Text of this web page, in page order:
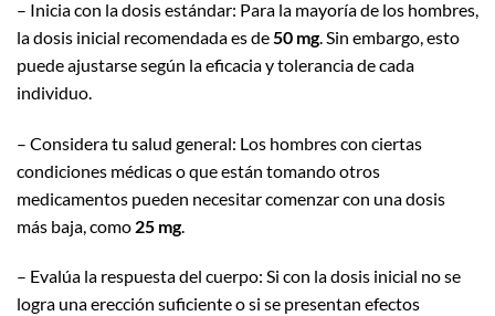
– Inicia con la dosis estándar: Para la mayoría de los hombres,
la dosis inicial recomendada es de50 mg. Sin embargo, esto
puede ajustarse según la eficacia y tolerancia de cada
individuo.
– Considera tu salud general: Los hombres con ciertas
condiciones médicas o que están tomando otros
medicamentos pueden necesitar comenzar con una dosis
más baja, como 25 mg.
– Evalúa la respuesta del cuerpo: Si con la dosis inicial no se
logra una erección suficiente o si se presentan efectos